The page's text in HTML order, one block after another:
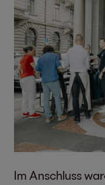
Im Anschluss